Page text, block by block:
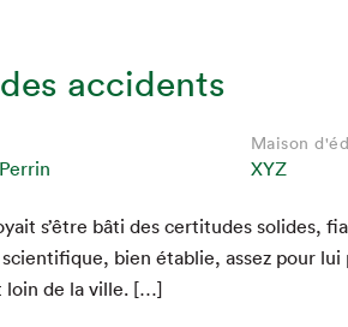
Que
accidents
Maison
XYZ
s’être bâti des cer­ti­tudes solides,
bien établie, assez pour
loin de la ville. […]